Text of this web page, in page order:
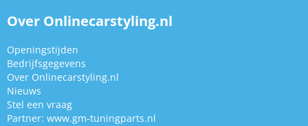
Over Onlinecarstyling.nl
Openingstijden
Bedrijfsgegevens
Over Onlinecarstyling.nl
Nieuws
Stel een vraag
Partner: www.gm-tuningparts.nl